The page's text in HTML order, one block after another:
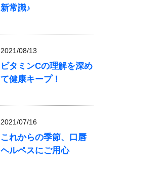
新常識♪
2021/08/13
ビタミンCの理解を深め
て健康キープ！
2021/07/16
これからの季節、口唇
ヘルペスにご用心